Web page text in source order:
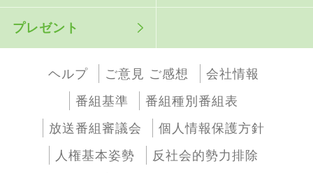
プレゼント
ヘルプ ご意見 ご感想
会社情報
番組基準
番組種別番組表
放送番組審議会
個人情報保護方針
人権基本姿勢
反社会的勢力排除